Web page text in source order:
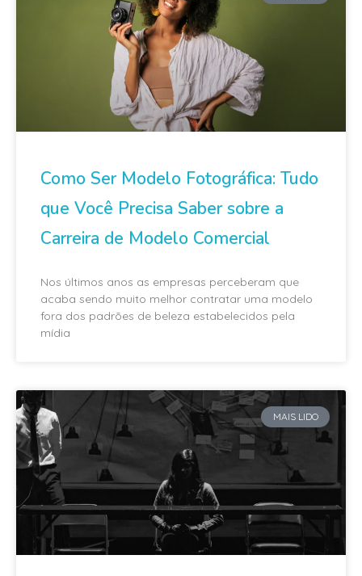
Como Ser Modelo Fotográfica: Tudo
que Você Precisa Saber sobre a
Carreira de Modelo Comercial
Nos últimos anos as empresas perceberam que
acaba sendo muito melhor contratar uma modelo
fora dos padrões de beleza estabelecidos pela
mídia
MAIS LIDO